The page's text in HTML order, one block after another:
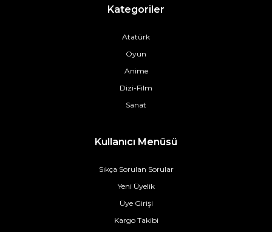
Kategoriler
Atatürk
Oyun
Anime
Dizi-Film
Sanat
Kullanıcı Menüsü
Sıkça Sorulan Sorular
Yeni Üyelik
Üye Girişi
Kargo Takibi